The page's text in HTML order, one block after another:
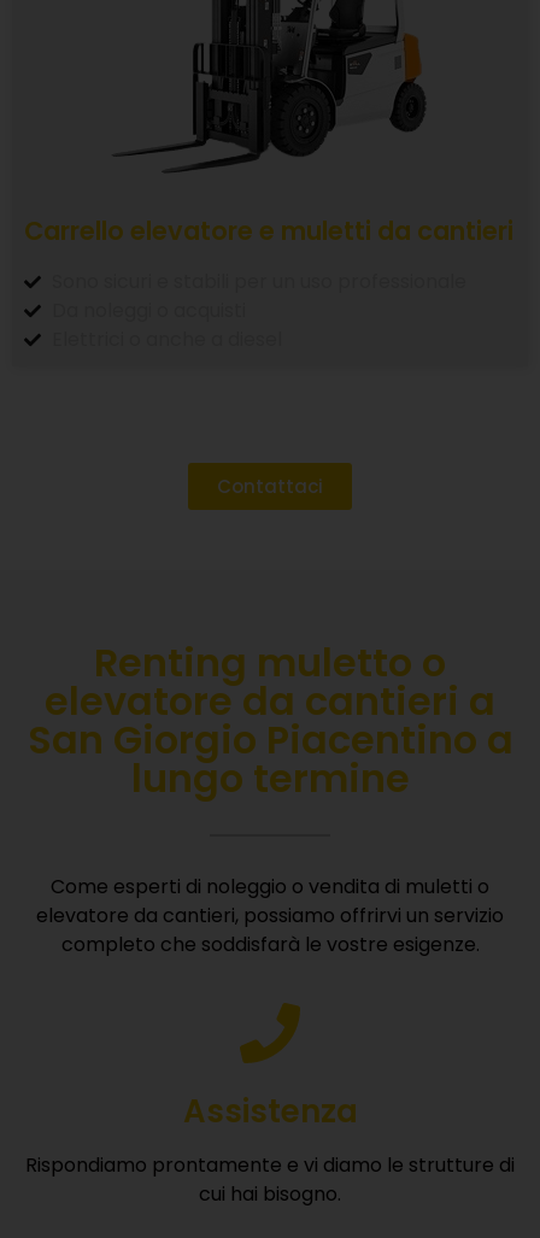
Carrello elevatore e muletti da cantieri
Contattaci
Renting muletto o
elevatore da cantieri a
San Giorgio Piacentino a
lungo termine
Come esperti di noleggio o vendita di muletti o
elevatore da cantieri, possiamo offrirvi un servizio
completo che soddisfarà le vostre esigenze.
Assistenza
Rispondiamo prontamente e vi diamo le strutture di
cui hai bisogno.